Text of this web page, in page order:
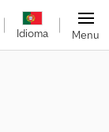
Idioma Menu